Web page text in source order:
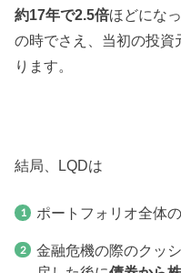
約17年で2.5倍ほどにな
の時でさえ、当初の投
ります。
結局、LQDは
ポートフォリオ全体の
金融危機の際のクッ